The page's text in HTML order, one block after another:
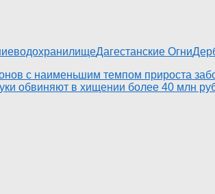
водохранилищеДагестанские Огни
с наименьшим темпом прироста
обвиняют в хищении более 40 млн